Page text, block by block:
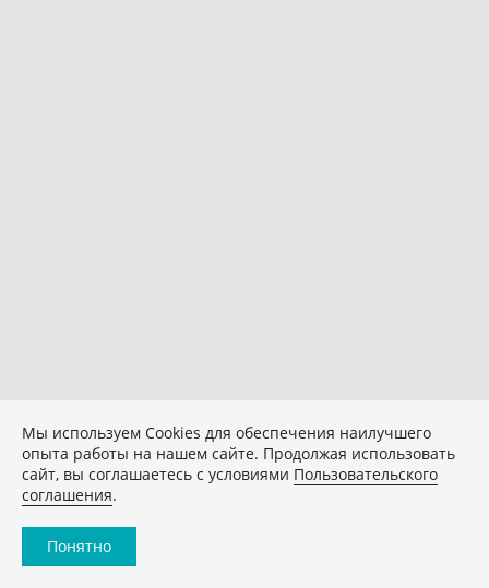
Мы используем Сookies для обеспечения наилучшего
опыта работы на нашем сайте. Продолжая использовать
сайт, вы соглашаетесь с условиями Пользовательского
соглашения.
Понятно